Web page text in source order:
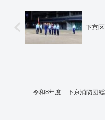
下京
令和8年度 下京消防団